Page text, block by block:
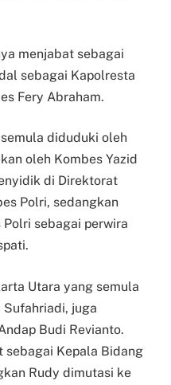
menjabat sebagai
sebagai Kapolresta
Fery Abraham.
diduduki oleh
oleh Kombes Yazid
di Direktorat
Polri, sedangkan
sebagai perwira
Utara yang semula
juga
Budi Revianto.
sebagai Kepala Bidang
Rudy dimutasi ke